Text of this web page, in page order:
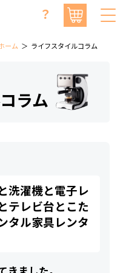
？
ーム ライフスタイルコラム
ラム
洗濯機と電子レ
テレビ台とこた
タル家具レンタ